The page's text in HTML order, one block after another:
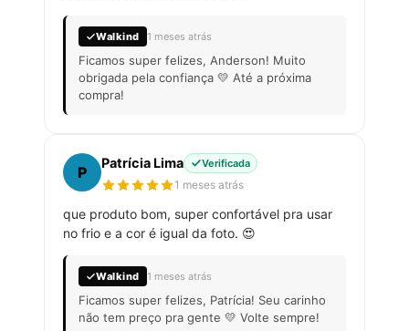
Walkind 1 meses atrás
Ficamos super felizes, Anderson! Muito
obrigada pela confiança 💛 Até a próxima
compra!
P
Patrícia Lima Verificada
1 meses atrás
que produto bom, super confortável pra usar
no frio e a cor é igual da foto. 😍
Walkind 1 meses atrás
Ficamos super felizes, Patrícia! Seu carinho
não tem preço pra gente 💛 Volte sempre!